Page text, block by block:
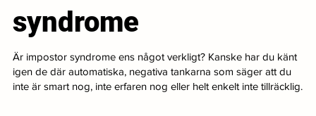
syndrome
Är impostor syndrome ens något verkligt? Kanske har du känt
igen de där automatiska, negativa tankarna som säger att du
inte är smart nog, inte erfaren nog eller helt enkelt inte tillräcklig.